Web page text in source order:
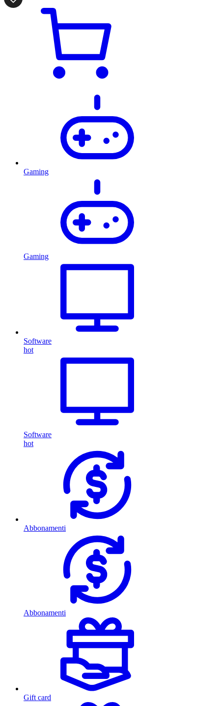
Gaming
Gaming
Software
hot
Software
hot
Abbonamenti
Abbonamenti
Gift card